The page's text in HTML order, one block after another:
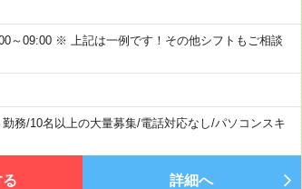
～09:00 ※ 上記は一例です！その他シフトもご相談
務/10名以上の大量募集/電話対応なし/パソコンスキ
詳細へ